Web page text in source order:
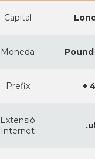
Capital
Moneda Pound
Prefix +
Extensió
Internet